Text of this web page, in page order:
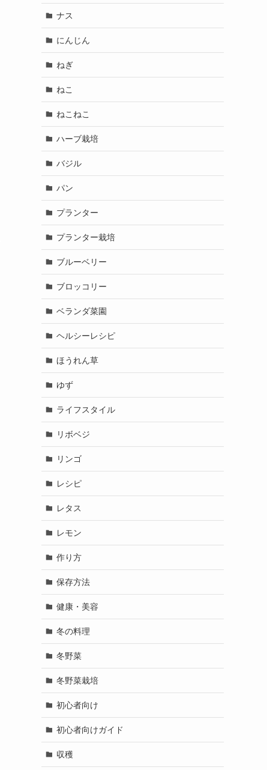
ナス
にんじん
ねぎ
ねこ
ねこねこ
ハーブ栽培
バジル
パン
プランター
プランター栽培
ブルーベリー
ブロッコリー
ベランダ菜園
ヘルシーレシピ
ほうれん草
ゆず
ライフスタイル
リボベジ
リンゴ
レシピ
レタス
レモン
作り方
保存方法
健康・美容
冬の料理
冬野菜
冬野菜栽培
初心者向け
初心者向けガイド
収穫